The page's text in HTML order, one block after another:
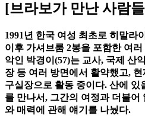
[브라보가 만난 사람
1991년 한국 여성 최초로 히말라
이후 가셔브룸 2봉을 포함한 여
악인 박경이(57)는 교사, 국제 산
장 등 여러 방면에서 활약했고,
구실장으로 활동 중이다. 산에 있
를 만나서, 그간의 여정과 더불어
와 매력에 관해 얘기를 나눴다.